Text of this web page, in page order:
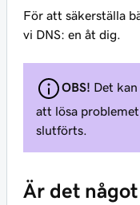
För att säkerställa
vi DNS: en åt dig.
OBS! Det
att lösa
slutförts.
Är det